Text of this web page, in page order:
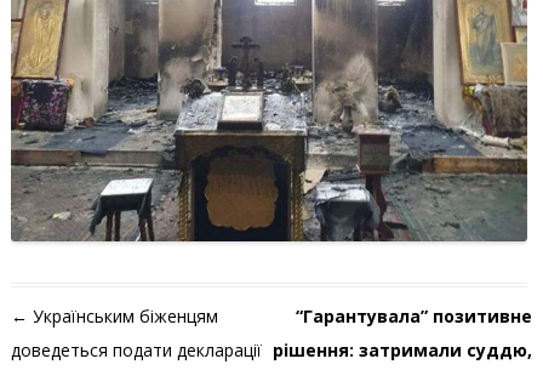
Навігація по запису
← Українським біженцям
доведеться подати декларації
“Гарантувала” позитивне
рішення: затримали суддю,